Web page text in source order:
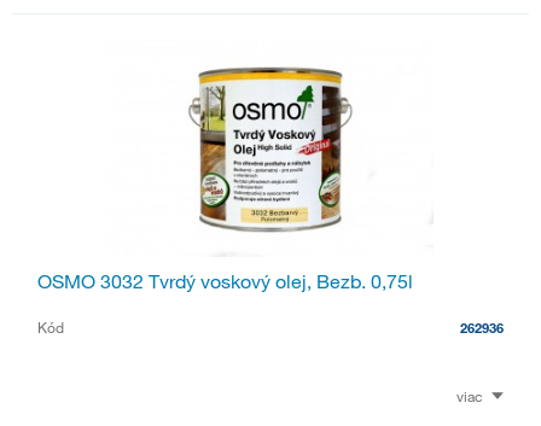
OSMO 3032 Tvrdý voskový olej, Bezb. 0,75l
Kód 262936
viac